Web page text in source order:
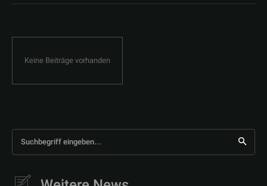
Keine Beiträge vorhanden
Suchbegriff eingeben...